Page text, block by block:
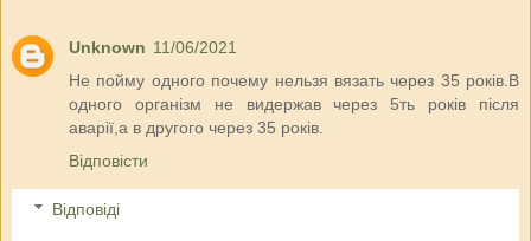
Unknown 11/06/2021
Не пойму одного почему нельзя вязать через 35 років.В
одного організм не видержав через 5ть років після
аварії,а в другого через 35 років.
Відповісти
Відповіді